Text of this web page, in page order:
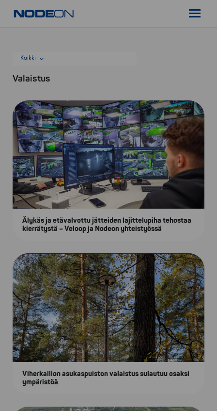
sisältöön
Nodeon
Kaikki
Valaistus
Älykäs ja etävalvottu jätteiden lajittelupiha tehostaa
kierrätystä – Veloop ja Nodeon yhteistyössä
Viherkallion asukaspuiston valaistus sulautuu osaksi
ympäristöä